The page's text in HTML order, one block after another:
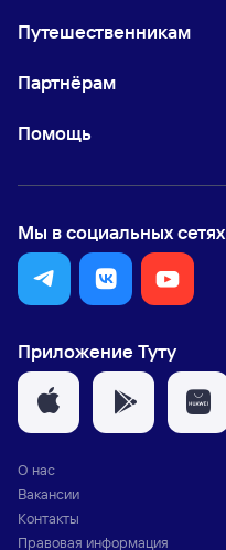
Путешественникам
Партнёрам
Помощь
Мы в социальных сетях
Приложение Туту
О нас
Вакансии
Контакты
Правовая информация